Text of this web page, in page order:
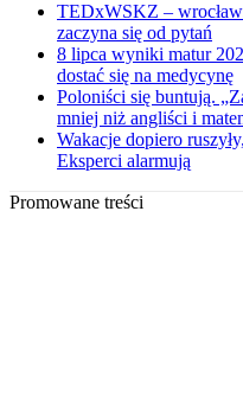
TEDxWSKZ –
zaczyna się od pytań
8 lipca wyniki matur
dostać się na medycynę
Poloniści się buntują.
mniej niż angliści i
Wakacje dopiero
Eksperci alarmują
Promowane treści